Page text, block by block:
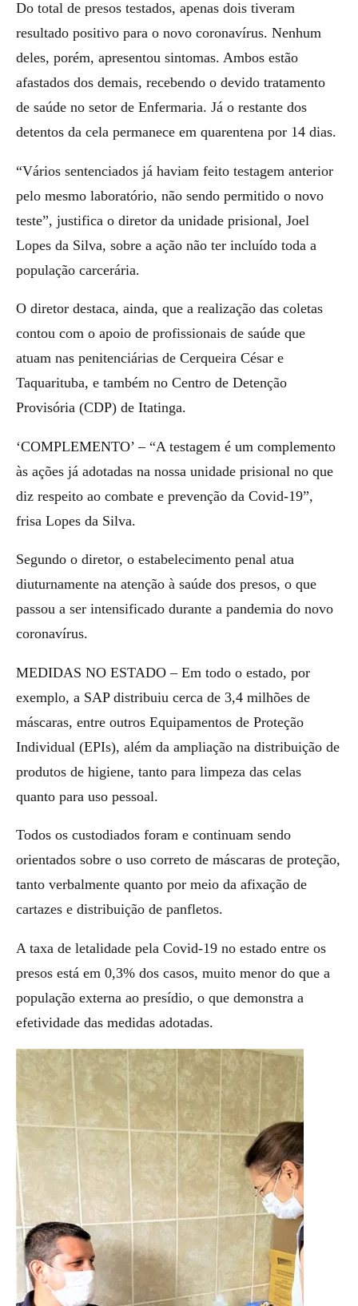
Do total de presos testados, apenas dois tiveram
resultado positivo para o novo coronavírus. Nenhum
deles, porém, apresentou sintomas. Ambos estão
afastados dos demais, recebendo o devido tratamento
de saúde no setor de Enfermaria. Já o restante dos
detentos da cela permanece em quarentena por 14 dias.
“Vários sentenciados já haviam feito testagem anterior
pelo mesmo laboratório, não sendo permitido o novo
teste”, justifica o diretor da unidade prisional, Joel
Lopes da Silva, sobre a ação não ter incluído toda a
população carcerária.
O diretor destaca, ainda, que a realização das coletas
contou com o apoio de profissionais de saúde que
atuam nas penitenciárias de Cerqueira César e
Taquarituba, e também no Centro de Detenção
Provisória (CDP) de Itatinga.
‘COMPLEMENTO’ – “A testagem é um complemento
às ações já adotadas na nossa unidade prisional no que
diz respeito ao combate e prevenção da Covid-19”,
frisa Lopes da Silva.
Segundo o diretor, o estabelecimento penal atua
diuturnamente na atenção à saúde dos presos, o que
passou a ser intensificado durante a pandemia do novo
coronavírus.
MEDIDAS NO ESTADO – Em todo o estado, por
exemplo, a SAP distribuiu cerca de 3,4 milhões de
máscaras, entre outros Equipamentos de Proteção
Individual (EPIs), além da ampliação na distribuição de
produtos de higiene, tanto para limpeza das celas
quanto para uso pessoal.
Todos os custodiados foram e continuam sendo
orientados sobre o uso correto de máscaras de proteção,
tanto verbalmente quanto por meio da afixação de
cartazes e distribuição de panfletos.
A taxa de letalidade pela Covid-19 no estado entre os
presos está em 0,3% dos casos, muito menor do que a
população externa ao presídio, o que demonstra a
efetividade das medidas adotadas.